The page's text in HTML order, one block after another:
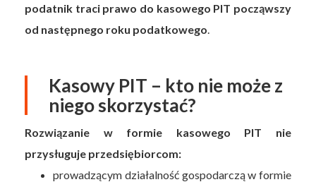
podatnik traci prawo do kasowego PIT począwszy
od następnego roku podatkowego
Kasowy PIT – kto nie może z
niego skorzystać?
Rozwiązanie w formie kasowego PIT nie
przysługuje przedsiębiorcom:
prowadzącym działalność gospodarczą w formie